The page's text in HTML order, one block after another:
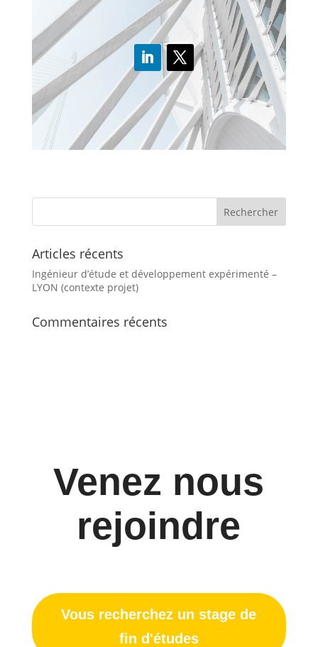
Articles récents
Ingénieur d’étude et développement expérimenté –
LYON (contexte projet)
Commentaires récents
Venez nous
rejoindre
Vous recherchez un stage de
fin d'études